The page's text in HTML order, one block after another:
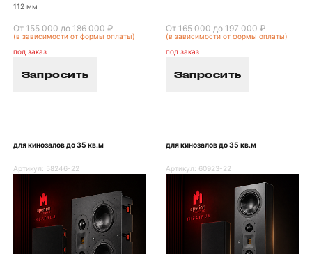
112 мм
От 155 000 до 186 000 ₽
(в зависимости от формы оплаты)
под заказ
Запросить
От 165 000 до 197 000 ₽
(в зависимости от формы оплаты)
под заказ
Запросить
для кинозалов до 35 кв.м
Артикул: 58246-22
для кинозалов до 35 кв.м
Артикул: 60923-22